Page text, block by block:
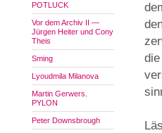
POTLUCK
Vor dem Archiv II —
Jürgen Heiter und Cony
Theis
Sming
Lyoudmila Milanova
Martin Gerwers.
PYLON
Peter Downsbrough